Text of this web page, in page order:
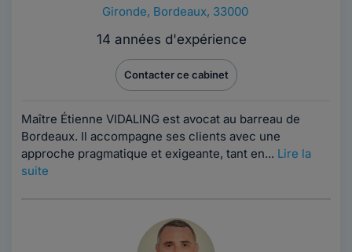
Gironde, Bordeaux, 33000
14 années d'expérience
Contacter ce cabinet
Maître Étienne VIDALING est avocat au barreau de
Bordeaux. Il accompagne ses clients avec une
approche pragmatique et exigeante, tant en... Lire la
suite